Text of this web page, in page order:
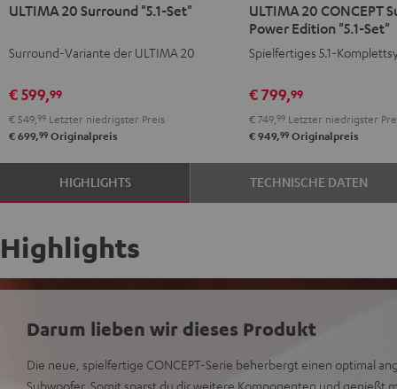
20
"5.1-
Schwarz
20
"5.1-
Weiß
ULTIMA 20 Surround "5.1-Set"
Surround-Variante der ULTIMA 20
€ 599,99
€ 549, 99 Letzter niedrigster Preis
€ 699,99 Originalpreis
20
CONCEPT
Surround
Edition
"5.1-
Set"
Schwarz
20
CONCEPT
Surround
Edition
"5.1-
Set"
Weiß
ULTIMA 20 CONCEPT
Power Edition "5.1-Set"
Spielfertiges 5.1-
€ 799,99
€ 749, 99Letzter niedrigster
€ 949,99Originalpreis
HIGHLIGHTS TECHNISCHE DATEN
Highlights
Darum lieben wir dieses Produkt
Die neue, spielfertige CONCEPT-Serie beherbergt einen optimal
Subwoofer. Somit sparst du dir weitere Komponenten und genießt